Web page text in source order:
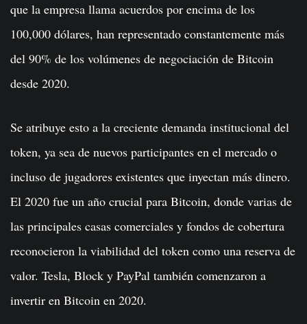
que la empresa llama acuerdos por encima de los
100,000 dólares, han representado constantemente más
del 90% de los volúmenes de negociación de Bitcoin
desde 2020.
Se atribuye esto a la creciente demanda institucional del
token, ya sea de nuevos participantes en el mercado o
incluso de jugadores existentes que inyectan más dinero.
El 2020 fue un año crucial para Bitcoin, donde varias de
las principales casas comerciales y fondos de cobertura
reconocieron la viabilidad del token como una reserva de
valor. Tesla, Block y PayPal también comenzaron a
invertir en Bitcoin en 2020.